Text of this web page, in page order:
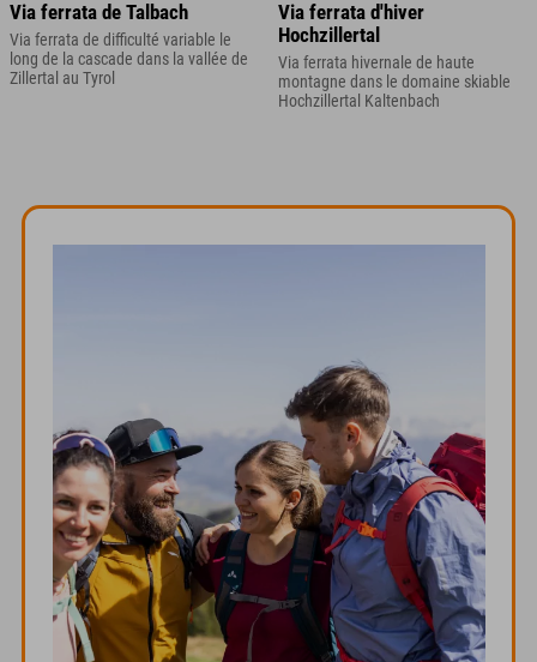
Via ferrata de Talbach
Via ferrata de difficulté variable le
long de la cascade dans la vallée de
Zillertal au Tyrol
Via ferrata d'hiver
Hochzillertal
Via ferrata hivernale de haute
montagne dans le domaine skiable
Hochzillertal Kaltenbach